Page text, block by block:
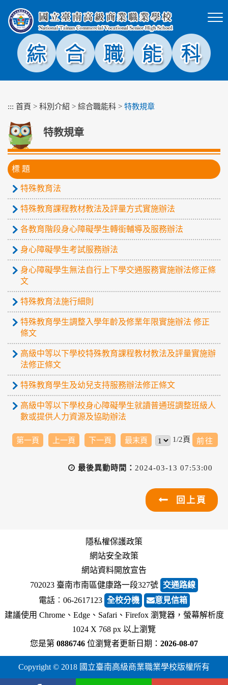
塊
::: 首頁 > 科別介紹 > 綜合職能科 > 特教規章
特教規章
標 題
特殊教育法
特殊教育課程教材教法及評量方式實施辦法
各教育階段身心障礙學生轉銜輔導及服務辦法
身心障礙學生考試服務辦法
身心障礙學生無法自行上下學交通服務實施辦法修正條
文
特殊教育法施行細則
特殊教育學生調整入學年齡及修業年限實施辦法 修正
條文
高級中等以下學校特殊教育課程教材教法及評量實施辦
法修正條文
特殊教育學生及幼兒支持服務辦法修正條文
高級中等以下學校身心障礙學生就讀普通班調整班級人
數或提供人力資源及協助辦法
第一頁 上一頁 下一頁 最末頁 1/2頁
最後異動時間： 2024-03-13 07:53:00
回上頁
隱私權保護政策
網站安全政策
網站資料開放宣告
702023 臺南市南區健康路一段327號 交通路線
電話︰06-2617123 全校分機
意見信箱
建議使用 Chrome、Edge、Safari、Firefox 瀏覽器，螢幕解析度
1024 X 768 px 以上瀏覽
您是第 0886746 位瀏覽者更新日期： 2026-08-07
Copyright © 2018 國立臺南高級商業職業學校版權所有